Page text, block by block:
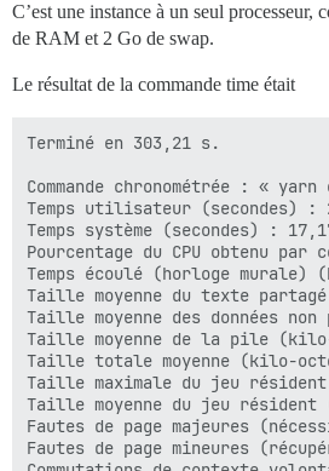
C’est une instance à un seul processeur,
de RAM et 2 Go de swap.
Le résultat de la commande time était
Terminé en 303,21 s.
Commande chronométrée : «
Temps utilisateur (secondes) :
Temps système (secondes) :
Pourcentage du CPU obtenu
Temps écoulé (horloge murale)
Taille moyenne du texte
Taille moyenne des données
Taille moyenne de la pile
Taille totale moyenne (kilo-
Taille maximale du jeu
Taille moyenne du jeu
Fautes de page majeures
Fautes de page mineures